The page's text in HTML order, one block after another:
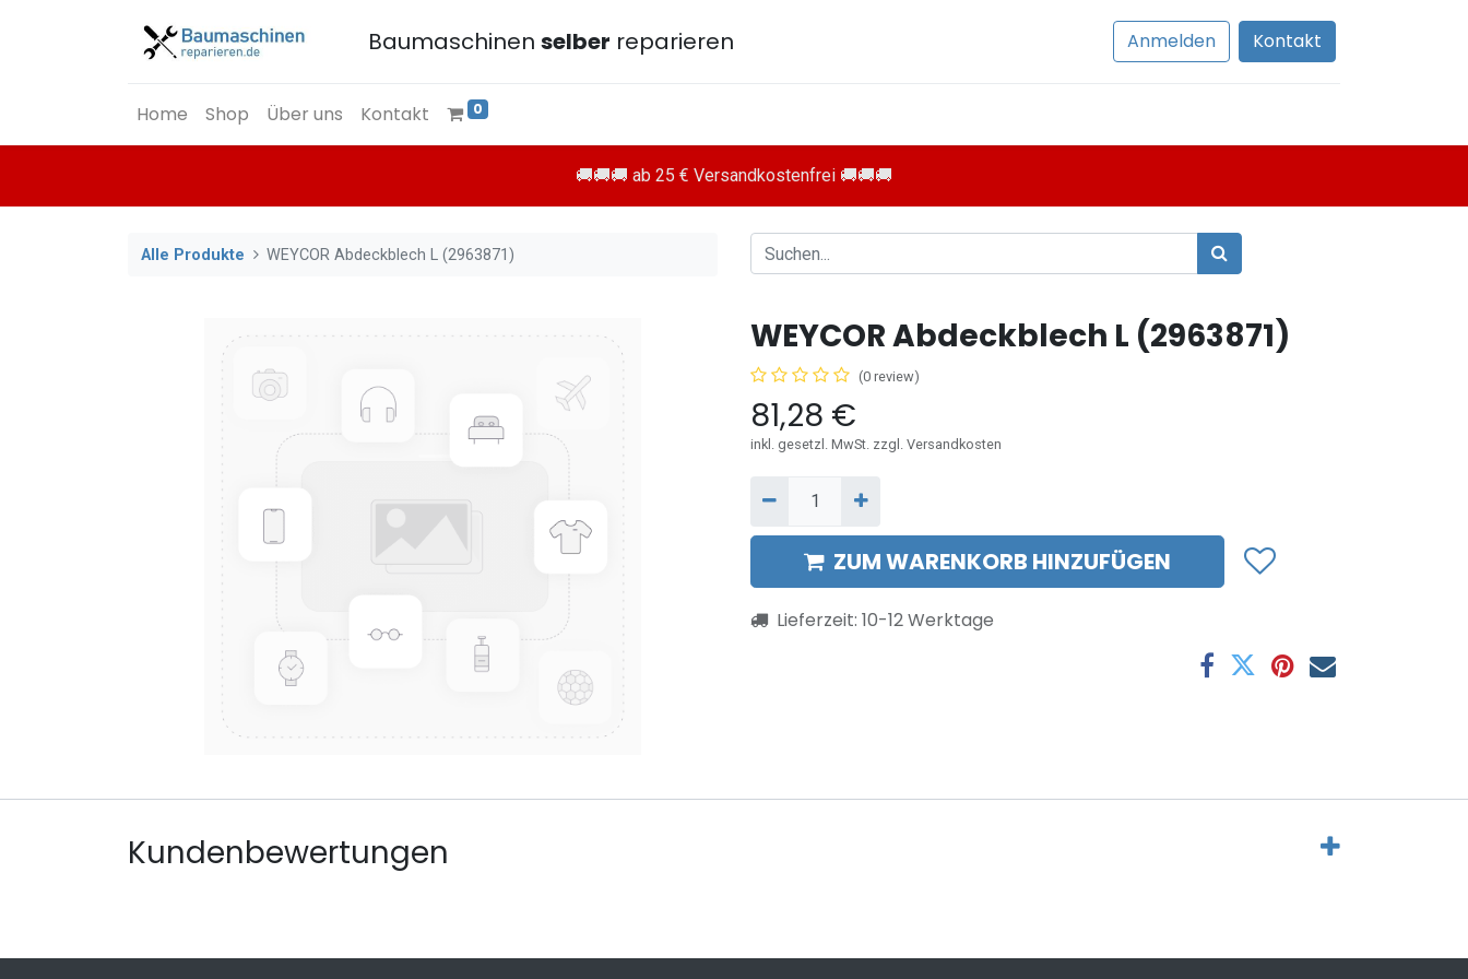
Baumaschinen selber reparieren Anmelden Kontakt
Home Shop Über uns Kontakt 0
🚚🚚🚚 ab 25 € Versandkostenfrei 🚚🚚🚚
Alle Produkte WEYCOR Abdeckblech L (2963871)
WEYCOR Abdeckblech L (2963871)
(0 review)
81,28 €
inkl. gesetzl. MwSt. zzgl. Versandkosten
ZUM WARENKORB HINZUFÜGEN
Lieferzeit: 10-12Werktage
Kundenbewertungen